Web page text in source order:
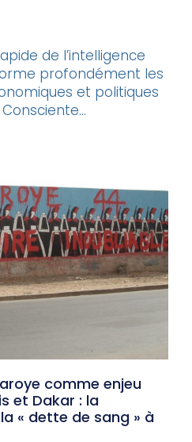
de l’intelligence
profondément les
et politiques
comme enjeu
et Dakar : la
« dette de sang » à